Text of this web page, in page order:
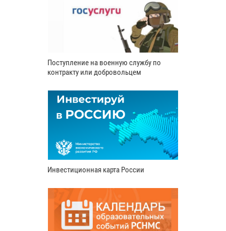
Поступление на военную службу по
контракту или добровольцем
Инвестиционная карта России